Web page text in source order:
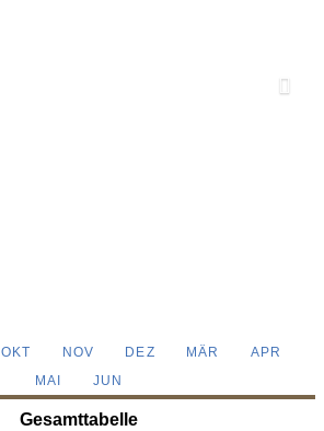
OKT NOV DEZ MÄR
APR
MAI
JUN
Gesamttabelle